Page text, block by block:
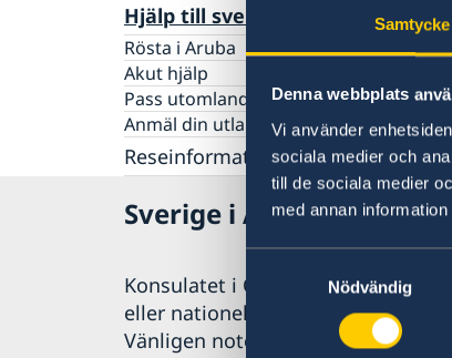
Samtycke
Denna webbplats
Vi använder
sociala medier och
till de sociala medier
med annan
Nödvändig
Hjälp till svenskar i Aruba
Rösta i Aruba
Akut hjälp
Pass utomlands
Anmäl din utlandsvistelse
Reseinformation
Ambassadens reseinformation
Aktuella händelser
Allmänna säkerhetsläget
Terrorism
Naturförhållanden och katastrofer
In- och utresebestämmelser
Hälso- och sjukvård
Sverige i Aruba
Konsulatet i Oranjestad, Aruba,
eller nationellt ID-kort på
Vänligen notera att du vid frågor